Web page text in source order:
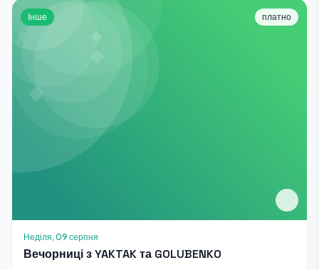
Інше платно
Неділя, 09 серпня
Вечорниці з YAKTAK та GOLUBENKO